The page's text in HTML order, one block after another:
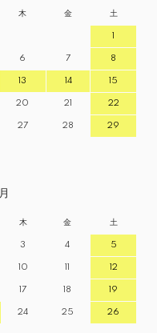
木 金 土
1
6 7 8
13 14 15
20 21 22
27 28 29
木 金 土
3 4 5
10 11 12
17 18 19
24 25 26